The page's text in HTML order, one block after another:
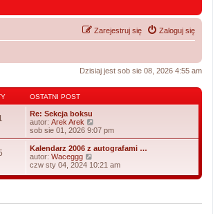
Zaloguj się
Zarejestruj się
Dzisiaj jest sob sie 08, 2026 4:55 am
OSTATNI POST
Re: Sekcja boksu
autor: Arek Arek
y
ś
w
e
l
j
sob sie 01, 2026 9:07 pm
Kalendarz 2006 z autografami …
autor: Waceggg
y
w
t
czw sty 04, 2024 10:21 am